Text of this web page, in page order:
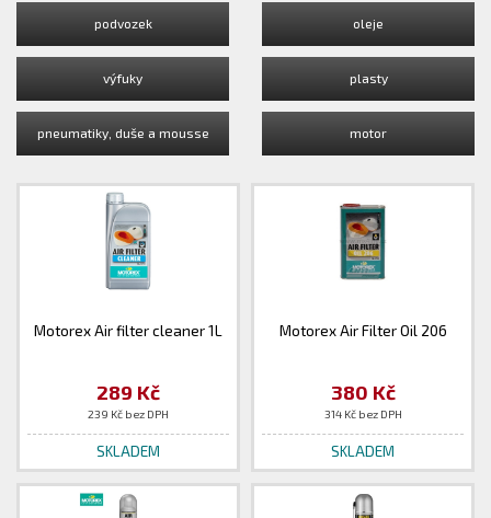
podvozek oleje
výfuky plasty
pneumatiky, duše a mousse motor
Motorex Air filter cleaner 1L
289 Kč
239 Kč bez DPH
SKLADEM
Motorex Air Filter Oil 206
380 Kč
314 Kč bez DPH
SKLADEM